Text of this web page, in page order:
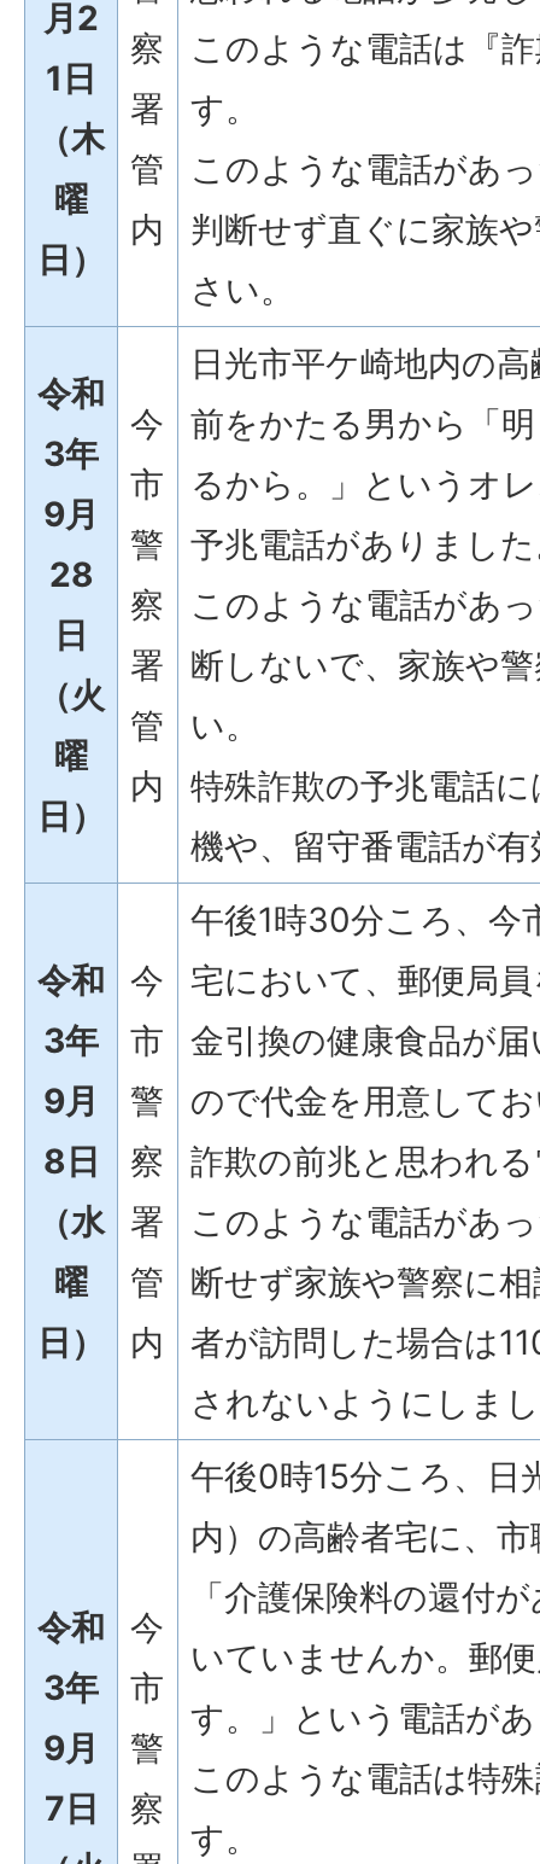
月2
1日
（木
曜
日）
察
署
管
内
このような電話は『
す。
このような電話があ
判断せず直ぐに家族
さい。
令和
3年
9月
28
日
（火
曜
日）
今
市
警
察
署
管
内
日光市平ケ崎地内の
前をかたる男から「
るから。」というオ
予兆電話がありまし
このような電話があ
断しないで、家族や
い。
特殊詐欺の予兆電話
機や、留守番電話が
令和
3年
9月
8日
（水
曜
日）
今
市
警
察
署
管
内
午後1時30分ころ、今
宅において、郵便局
金引換の健康食品が
ので代金を用意して
詐欺の前兆と思われ
このような電話があ
断せず家族や警察に
者が訪問した場合は
されないようにしま
令和
3年
9月
7日
今
市
警
察
午後0時15分ころ、日
内）の高齢者宅に、
「介護保険料の還付
いていませんか。郵
す。」という電話が
このような電話は特
す。